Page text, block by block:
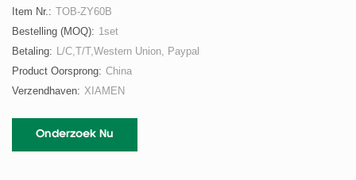
Item Nr.: TOB-ZY60B
Bestelling (MOQ): 1set
Betaling: L/C,T/T,Western Union, Paypal
Product Oorsprong: China
Verzendhaven: XIAMEN
Onderzoek Nu